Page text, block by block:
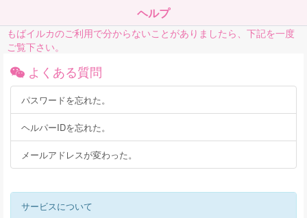
ヘルプ
もばイルカのご利用で分からないことがありましたら、下記を一度
ご覧下さい。
よくある質問
パスワードを忘れた。
ヘルパーIDを忘れた。
メールアドレスが変わった。
サービスについて